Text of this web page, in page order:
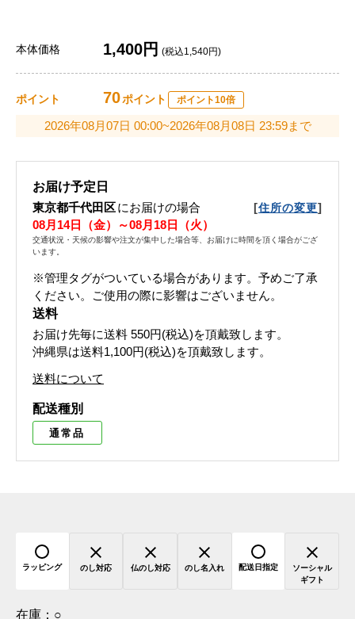
本体価格 1,400円 (税込1,540円)
ポイント 70ポイント ポイント10倍
2026年08月07日 00:00~2026年08月08日 23:59まで
お届け予定日
東京都千代田区にお届けの場合 [住所の変更]
08月14日（金）～08月18日（火）
交通状況・天候の影響や注文が集中した場合等、お届けに時間を頂く場合がござ
います。
※管理タグがついている場合があります。予めご了承
ください。ご使用の際に影響はございません。
送料
お届け先毎に送料 550円(税込)を頂戴致します。
沖縄県は送料1,100円(税込)を頂戴致します。
送料について
配送種別
通常品
ラッピング のし対応 仏のし対応 のし名入れ 配送日指定
ソーシャル
ギフト
在庫： ○